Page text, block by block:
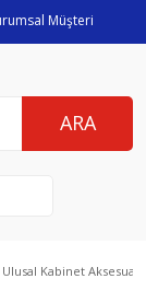
Müşteri
ARA
Ulusal Kabinet